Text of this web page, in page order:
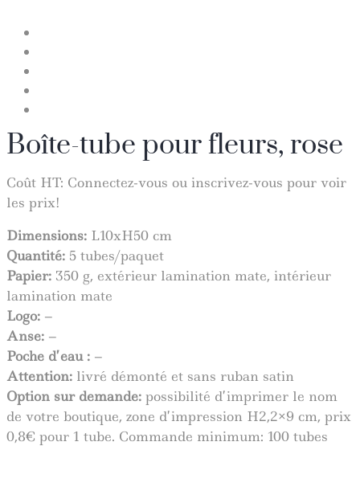
Boîte-tube pour fleurs, rose
Coût HT: Connectez-vous ou inscrivez-vous pour voir
les prix!
Dimensions: L10xH50 cm
Quantité: 5 tubes/paquet
Papier: 350 g, extérieur lamination mate, intérieur
lamination mate
Logo: –
Anse: –
Poche d’eau : –
Attention: livré démonté et sans ruban satin
Option sur demande: possibilité d’imprimer le nom
de votre boutique, zone d’impression H2,2×9 cm, prix
0,8€ pour 1 tube. Commande minimum: 100 tubes